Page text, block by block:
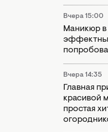
Вчера 15:00
Маникюр в
Вчера 14:35
Главная
красивой
простая